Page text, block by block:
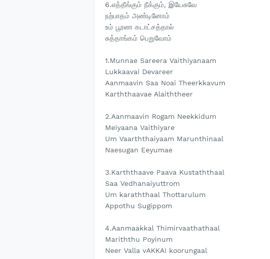
6.எத்தீங்கும் நீக்கும், இயேசுவே
நற்பாதம் அண்டினோம்
உம் பூரண கடாட்சத்தால்
சுத்தாங்கம் பெறுவோம்
1.Munnae Sareera Vaithiyanaam
Lukkaavai Devareer
Aanmaavin Saa Noai Theerkkavum
Karththaavae Alaiththeer
2.Aanmaavin Rogam Neekkidum
Meiyaana Vaithiyare
Um Vaarththaiyaam Marunthinaal
Naesugan Eeyumae
3.Karththaave Paava Kustaththaal
Saa Vedhanaiyuttrom
Um karaththaal Thottarulum
Appothu Sugippom
4.Aanmaakkal Thimirvaathathaal
Mariththu Poyinum
Neer Valla vAKKAI koorungaal